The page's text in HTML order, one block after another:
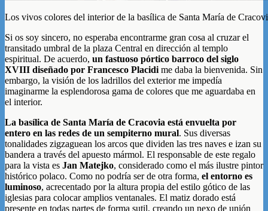
Los vivos colores del interior de la basílica de Santa María de
Si os soy sincero, no esperaba encontrarme gran cosa al cruzar el
transitado umbral de la plaza Central en dirección al templo
espiritual. De acuerdo, un fastuoso pórtico barroco del siglo
XVIII diseñado por Francesco Placidi me daba la bienvenida. Sin
embargo, la visión de los ladrillos del exterior me impedía
imaginarme la esplendorosa gama de colores que me aguardaba en
el interior.
La basílica de Santa María de Cracovia está envuelta por
entero en las redes de un sempiterno mural. Sus diversas
tonalidades zigzaguean los arcos que dividen las tres naves e izan su
bandera a través del apuesto mármol. El responsable de este regalo
para la vista es Jan Matejko, considerado como el más ilustre pintor
histórico polaco. Como no podría ser de otra forma, el entorno es
luminoso, acrecentado por la altura propia del estilo gótico de las
iglesias para colocar amplios ventanales. El matiz dorado está
presente en todas partes de forma sutil, creando un nexo de unión